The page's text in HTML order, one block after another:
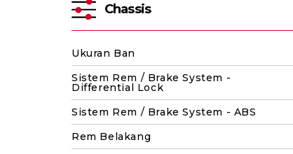
Chassis
Ukuran Ban
Sistem Rem / Brake System -
Differential Lock
Sistem Rem / Brake System - ABS
Rem Belakang